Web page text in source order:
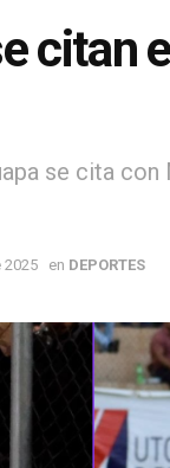
citan
se cita
2025 en DEPORTES